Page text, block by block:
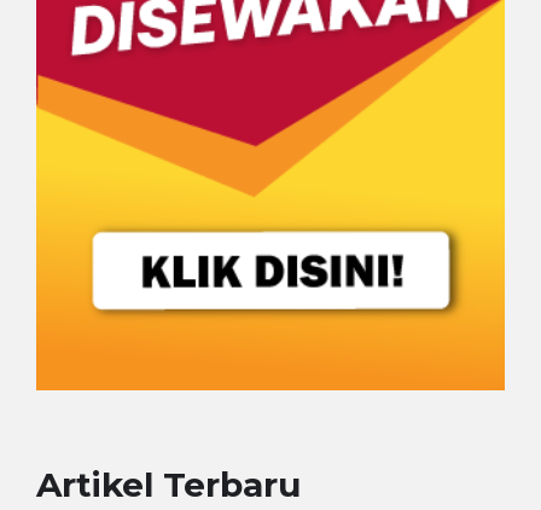
Artikel Terbaru